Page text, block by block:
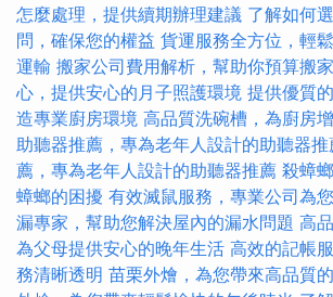
怎麼處理，提供續期辦理建議 了解如何
問，確保您的權益 貨運服務全方位，輕
運輸 搬家公司費用解析，幫助你預算搬
心，提供安心的月子照護環境 提供優質
造專業廚房環境 高品質洗碗槽，為廚房
助聽器推薦，專為老年人設計的助聽器推
薦，專為老年人設計的助聽器推薦 殺蟑
蟑螂的困擾 有效滅鼠服務，專業公司為
漏專家，幫助您解決屋內的漏水問題 高
為父母提供安心的晚年生活 高效的記帳
務清晰透明 苗栗外燴，為您帶來高品質